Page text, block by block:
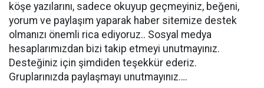
köşe yazılarını, sadece okuyup geçmeyiniz, beğeni,
yorum ve paylaşım yaparak haber sitemize destek
olmanızı önemli rica ediyoruz.. Sosyal medya
hesaplarımızdan bizi takip etmeyi unutmayınız.
Desteğiniz için şimdiden teşekkür ederiz.
Gruplarınızda paylaşmayı unutmayınız….